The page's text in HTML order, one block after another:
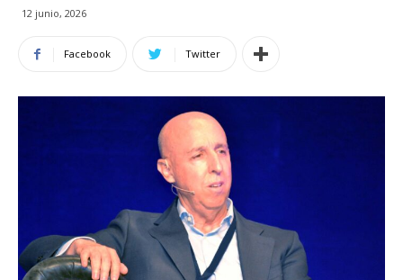
12 junio, 2026
Facebook Twitter